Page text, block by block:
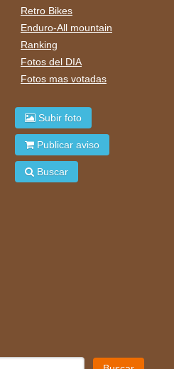
Retro Bikes
Enduro-All mountain
Ranking
Fotos del DIA
Fotos mas votadas
Subir foto
Publicar aviso
Buscar